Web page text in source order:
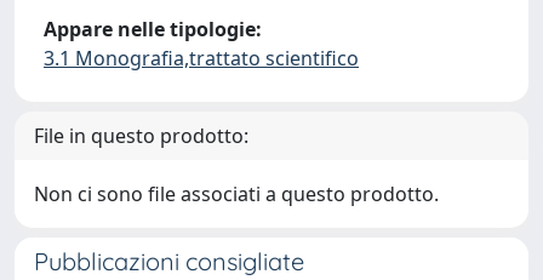
Appare nelle tipologie:
3.1 Monografia,trattato scientifico
File in questo prodotto:
Non ci sono file associati a questo prodotto.
Pubblicazioni consigliate